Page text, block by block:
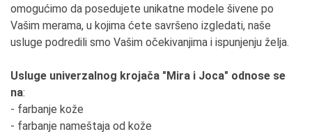
omogućimo da posedujete unikatne modele šivene po
Vašim merama, u kojima ćete savršeno izgledati, naše
usluge podredili smo Vašim očekivanjima i ispunjenju želja.
Usluge univerzalnog krojača "Mira i Joca" odnose se
na:
- farbanje kože
- farbanje nameštaja od kože